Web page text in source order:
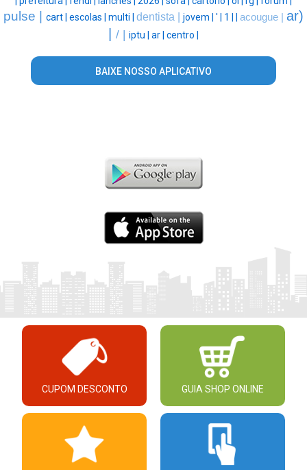
pulse | cart | escolas | multi | dentista | jovem | ' | 1 | acougue | ar)
/ | iptu | ar | centro |
BAIXE NOSSO APLICATIVO
CUPOM DESCONTO GUIA SHOP ONLINE